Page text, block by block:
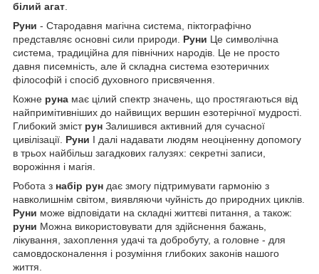
білий агат.
Руни - Стародавня магічна система, піктографічно
представляє основні сили природи. Руни Це символічна
система, традиційна для північних народів. Це не просто
давня писемність, але й складна система езотеричних
філософій і спосіб духовного присвячення.
Кожне руна має цілий спектр значень, що простягаються від
найпримітивніших до найвищих вершин езотерічної мудрості.
Глибокий зміст рун Залишився активний для сучасної
цивілізації. Руни І далі надавати людям неоціненну допомогу
в трьох найбільш загадкових галузях: секретні записи,
ворожіння і магія.
Робота з набір рун дає змогу підтримувати гармонію з
навколишнім світом, виявляючи чуйність до природних циклів.
Руни може відповідати на складні життєві питання, а також:
руни Можна використовувати для здійснення бажань,
лікування, захоплення удачі та добробуту, а головне - для
самовдосконалення і розуміння глибоких законів нашого
життя.